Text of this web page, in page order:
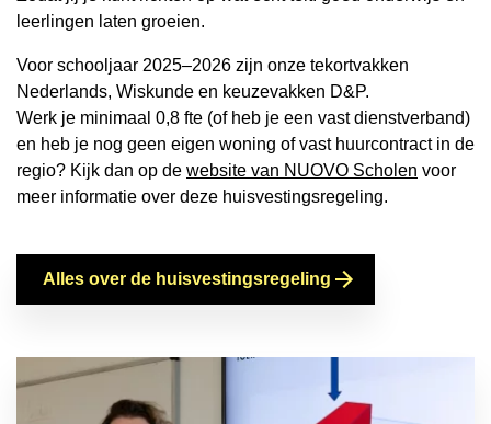
leerlingen laten groeien.
Voor schooljaar 2025–2026 zijn onze tekortvakken
Nederlands, Wiskunde en keuzevakken D&P.
Werk je minimaal 0,8 fte (of heb je een vast dienstverband)
en heb je nog geen eigen woning of vast huurcontract in de
regio? Kijk dan op de website van NUOVO Scholen voor
meer informatie over deze huisvestingsregeling.
Alles over de huisvestingsregeling